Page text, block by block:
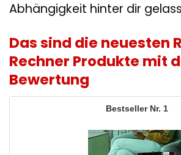
Abhängigkeit hinter dir
Das sind die neuesten
Rechner Produkte mit
Bewertung
1